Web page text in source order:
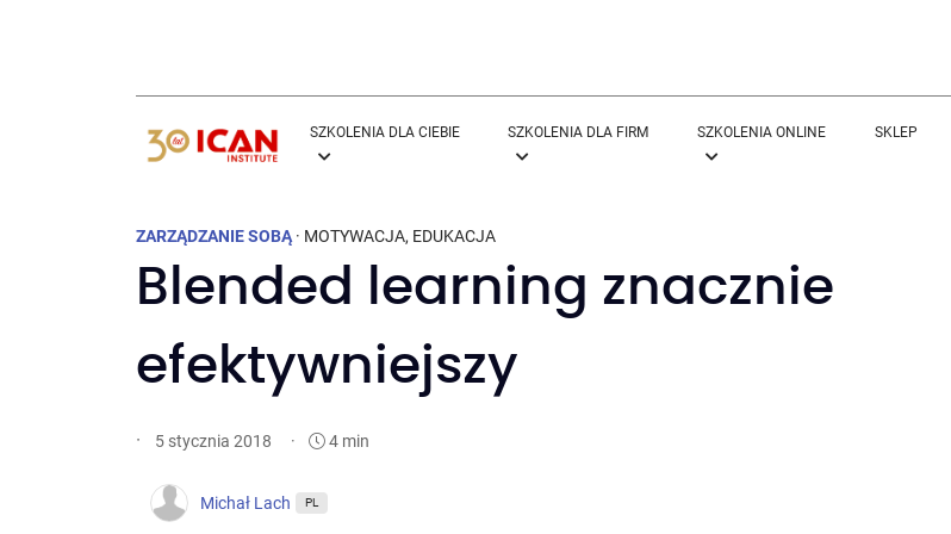
SZKOLENIA DLA CIEBIE SZKOLENIA DLA FIRM SZKOLENIA ONLINE SKLEP
ZARZĄDZANIE SOBĄ · MOTYWACJA, EDUKACJA
Blended learning znacznie
efektywniejszy
· 5 stycznia 2018 · 4 min
Michał Lach PL